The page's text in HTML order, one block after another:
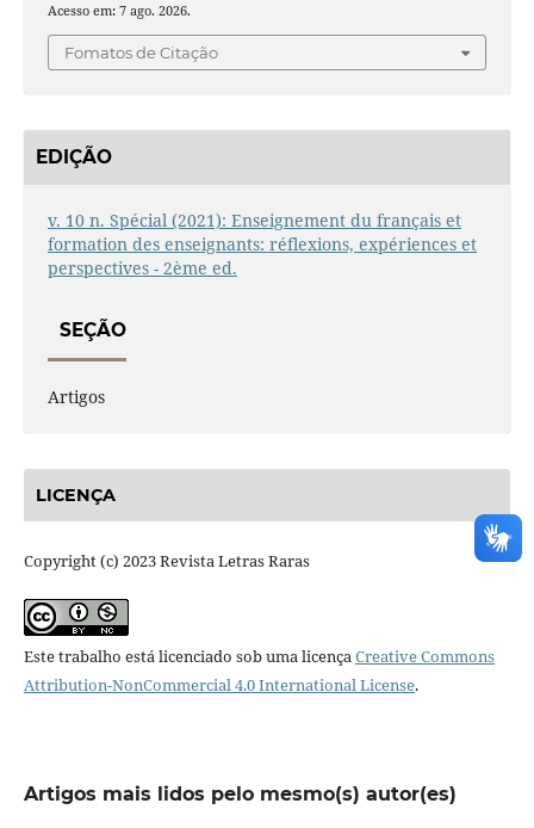
Acesso em: 7 ago. 2026.
Fomatos de Citação
EDIÇÃO
v. 10 n. Spécial (2021): Enseignement du français et
formation des enseignants: réflexions, expériences et
perspectives - 2ème ed.
SEÇÃO
Artigos
LICENÇA
Copyright (c) 2023 Revista Letras Raras
Este trabalho está licenciado sob uma licença Creative Commons
Attribution-NonCommercial 4.0 International License.
Artigos mais lidos pelo mesmo(s) autor(es)